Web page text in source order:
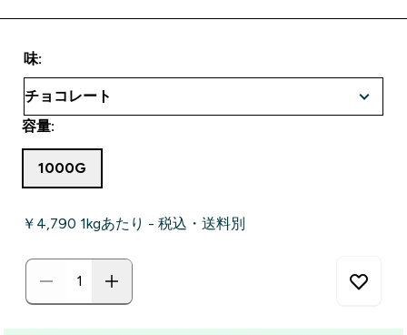
味:
容量:
1000G
￥4,790‎ 1kgあたり - 税込・送料別